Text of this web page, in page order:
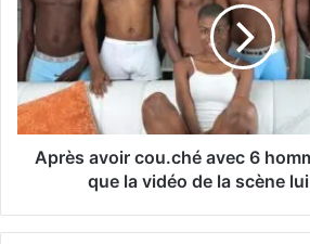
Après avoir cou.ché avec 6
que la vidéo de la scène